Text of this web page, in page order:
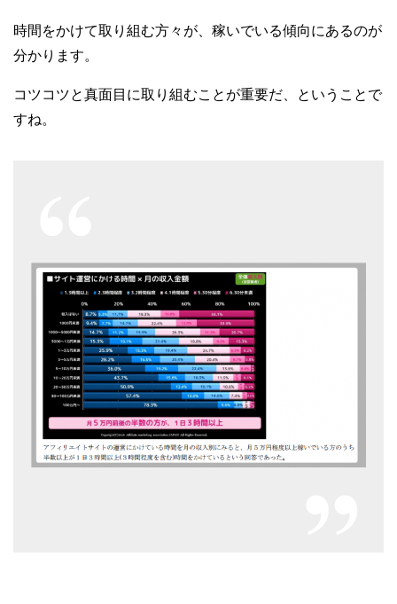
時間をかけて取り組む方々が、稼いでいる傾向にあるのが
分かります。
コツコツと真面目に取り組むことが重要だ、ということで
すね。